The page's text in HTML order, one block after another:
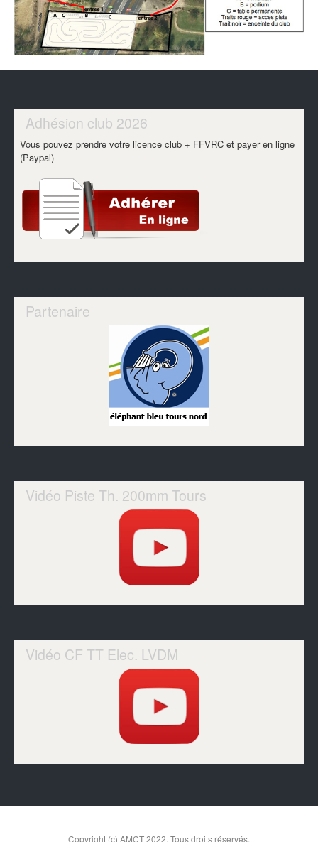
Adhésion club 2026
Vous pouvez prendre votre licence club + FFVRC et payer en ligne
(Paypal)
Partenaire
Vidéo Piste Th. 200mm Tours
Vidéo CF TT Elec. LVDM
Copyright (c) AMCT 2022. Tous droits réservés.